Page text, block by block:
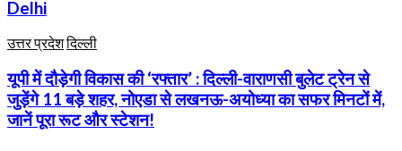
Delhi
उत्तर प्रदेशदिल्ली
यूपी में दौड़ेगी विकास की ‘रफ्तार’ : दिल्ली-वाराणसी बुलेट ट्रेन से
जुड़ेंगे 11 बड़े शहर, नोएडा से लखनऊ-अयोध्या का सफर मिनटों में,
जानें पूरा रूट और स्टेशन!